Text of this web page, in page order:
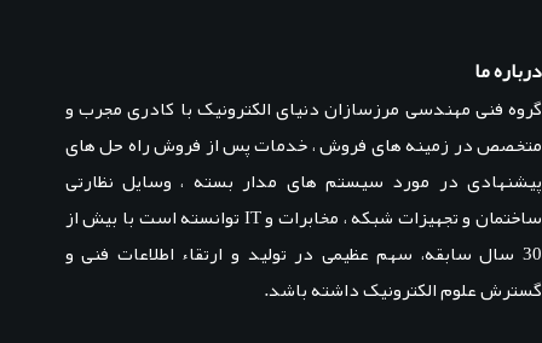
درباره ما
گروه فنی مهندسی مرزسازان دنیای الکترونیک با کادری مجرب و
متخصص در زمینه های فروش ، خدمات پس از فروش راه حل های
پیشنهادی در مورد سیستم های مدار بسته ، وسایل نظارتی
ساختمان و تجهیزات شبکه ، مخابرات و IT توانسته است با بیش از
30 سال سابقه، سهم عظیمی در تولید و ارتقاء اطلاعات فنی و
گسترش علوم الکترونیک داشته باشد.